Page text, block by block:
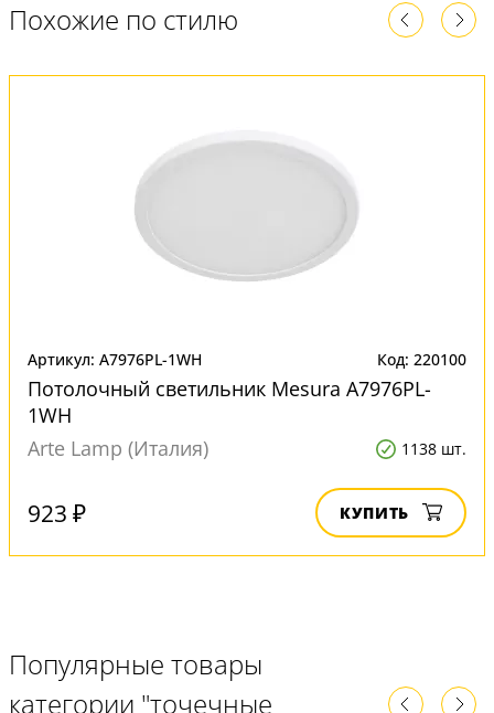
Похожие по стилю
Артикул: A7976PL-1WH Код: 220100
Потолочный светильник Mesura A7976PL-
1WH
Arte Lamp (Италия)
1138 шт.
923 ₽ КУПИТЬ
Популярные товары
категории "точечные